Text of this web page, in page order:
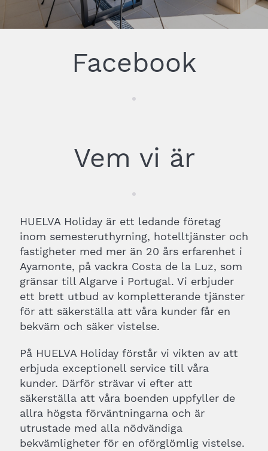
Facebook
Vem vi är
HUELVA Holiday är ett ledande företag
inom semesteruthyrning, hotelltjänster och
fastigheter med mer än 20 års erfarenhet i
Ayamonte, på vackra Costa de la Luz, som
gränsar till Algarve i Portugal. Vi erbjuder
ett brett utbud av kompletterande tjänster
för att säkerställa att våra kunder får en
bekväm och säker vistelse.
På HUELVA Holiday förstår vi vikten av att
erbjuda exceptionell service till våra
kunder. Därför strävar vi efter att
säkerställa att våra boenden uppfyller de
allra högsta förväntningarna och är
utrustade med alla nödvändiga
bekvämligheter för en oförglömlig vistelse.